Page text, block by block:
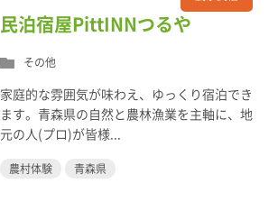
民泊宿屋PittINNつるや
その他
家庭的な雰囲気が味わえ、ゆっくり宿泊でき
ます。青森県の自然と農林漁業を主軸に、地
元の人(プロ)が皆様...
農村体験 青森県